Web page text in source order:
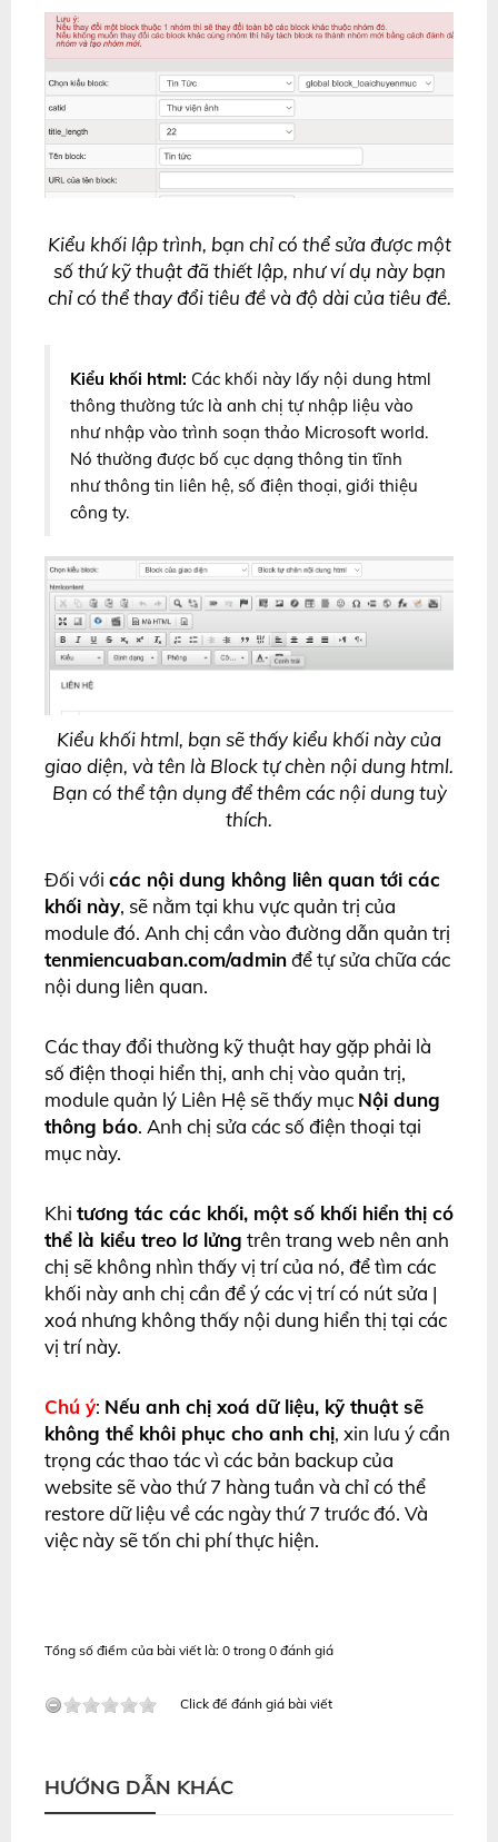
Kiểu khối lập trình, bạn chỉ có thể sửa được một
số thứ kỹ thuật đã thiết lập, như ví dụ này bạn
chỉ có thể thay đổi tiêu đề và độ dài của tiêu đề.
Kiểu khối html: Các khối này lấy nội dung html
thông thường tức là anh chị tự nhập liệu vào
như nhập vào trình soạn thảo Microsoft world.
Nó thường được bố cục dạng thông tin tĩnh
như thông tin liên hệ, số điện thoại, giới thiệu
công ty.
Kiểu khối html, bạn sẽ thấy kiểu khối này của
giao diện, và tên là Block tự chèn nội dung html.
Bạn có thể tận dụng để thêm các nội dung tuỳ
thích.
Đối với các nội dung không liên quan tới các
khối này, sẽ nằm tại khu vực quản trị của
module đó. Anh chị cần vào đường dẫn quản trị
tenmiencuaban.com/adminđể tự sửa chữa các
nội dung liên quan.
Các thay đổi thường kỹ thuật hay gặp phải là
số điện thoại hiển thị, anh chị vào quản trị,
module quản lý Liên Hệ sẽ thấy mục Nội dung
thông báo. Anh chị sửa các số điện thoại tại
mục này.
Khi tương tác các khối, một số khối hiển thị có
thể là kiểu treo lơ lửng trên trang web nên anh
chị sẽ không nhìn thấy vị trí của nó, để tìm các
khối này anh chị cần để ý các vị trí có nút sửa |
xoá nhưng không thấy nội dung hiển thị tại các
vị trí này.
Chú ý: Nếu anh chị xoá dữ liệu, kỹ thuật sẽ
không thể khôi phục cho anh chị, xin lưu ý cẩn
trọng các thao tác vì các bản backup của
website sẽ vào thứ 7 hàng tuần và chỉ có thể
restore dữ liệu về các ngày thứ 7 trước đó. Và
việc này sẽ tốn chi phí thực hiện.
Tổng số điểm của bài viết là: 0 trong 0 đánh giá
Click để đánh giá bài viết
HƯỚNG DẪN KHÁC